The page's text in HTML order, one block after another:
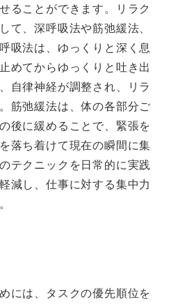
ることができます。リラク
て、深呼吸法や筋弛緩法、
吸法は、ゆっくりと深く息
めてからゆっくりと吐き出
自律神経が調整され、リラ
筋弛緩法は、体の各部分ご
後に緩めることで、緊張を
落ち着けて現在の瞬間に集
テクニックを日常的に実践
減し、仕事に対する集中力
には、タスクの優先順位を